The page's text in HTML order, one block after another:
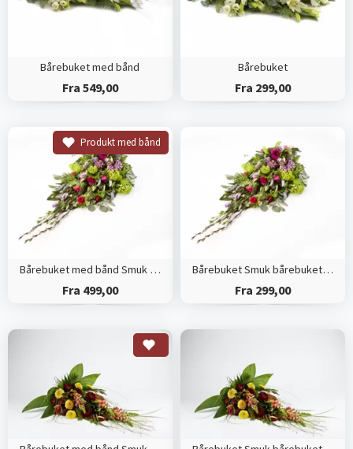
Bårebuket med bånd
Fra 549,00
Bårebuket
Fra 299,00
Produkt med bånd
Bårebuket med bånd Smuk bårebuket efter blomsterdekoratørens valg
Fra 499,00
Bårebuket Smuk bårebuket efter blomsterdekoratørens valg
Fra 299,00